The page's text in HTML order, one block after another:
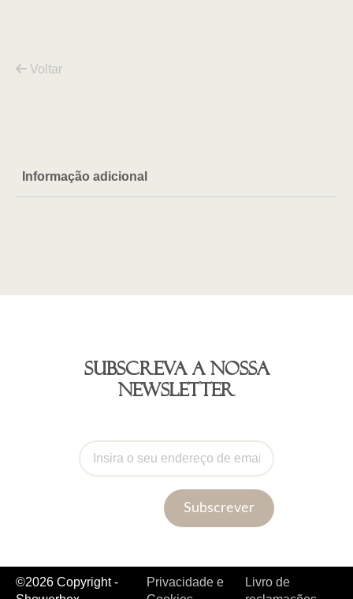
Voltar
Informação adicional
Subscreva a nossa
newsletter
Subscrever
©2026 Copyright -
Privacidade e
Livro de